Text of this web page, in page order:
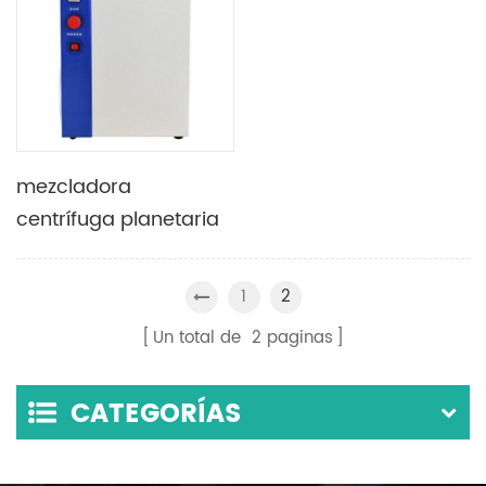
mezcladora
centrífuga planetaria
de vacío Con dos
independiente
opcional
1
2
Un total de 2 paginas
CATEGORÍAS